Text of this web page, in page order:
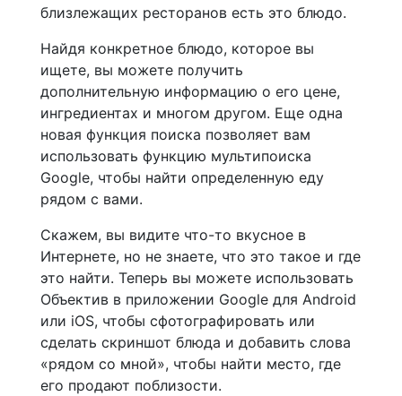
близлежащих ресторанов есть это блюдо.
Найдя конкретное блюдо, которое вы
ищете, вы можете получить
дополнительную информацию о его цене,
ингредиентах и ​​многом другом. Еще одна
новая функция поиска позволяет вам
использовать функцию мультипоиска
Google, чтобы найти определенную еду
рядом с вами.
Скажем, вы видите что-то вкусное в
Интернете, но не знаете, что это такое и где
это найти. Теперь вы можете использовать
Объектив в приложении Google для Android
или iOS, чтобы сфотографировать или
сделать скриншот блюда и добавить слова
«рядом со мной», чтобы найти место, где
его продают поблизости.